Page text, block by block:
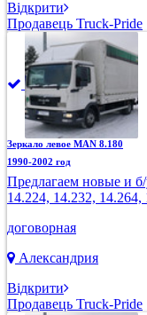
Відкрити
Продавець Truck-Pride
Зеркало левое MAN 8.180
1990-2002 год
Предлагаем новые и
14.224, 14.232,
договорная
Александрия
Відкрити
Продавець Truck-Pride